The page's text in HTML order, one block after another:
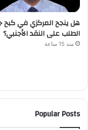
هل ينجح المركزي في كبح
الطلب على النقد الأجنبي؟
منذ 15 ساعة
Popular Posts